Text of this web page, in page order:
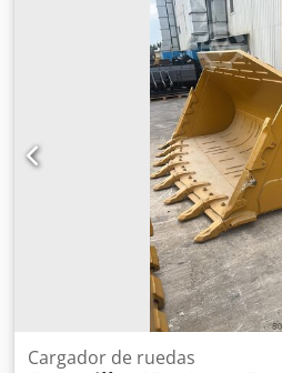
Cargador de ruedas